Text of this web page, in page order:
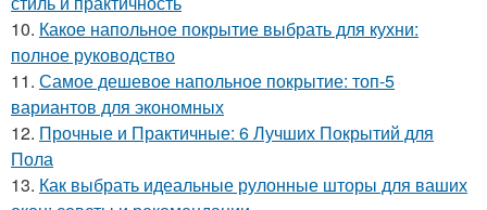
10. Какое напольное покрытие выбрать для кухни:
полное руководство
11. Самое дешевое напольное покрытие: топ-5
вариантов для экономных
12. Прочные и Практичные: 6 Лучших Покрытий для
Пола
13. Как выбрать идеальные рулонные шторы для ваших